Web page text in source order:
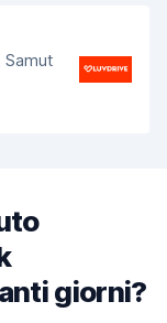
giorni?